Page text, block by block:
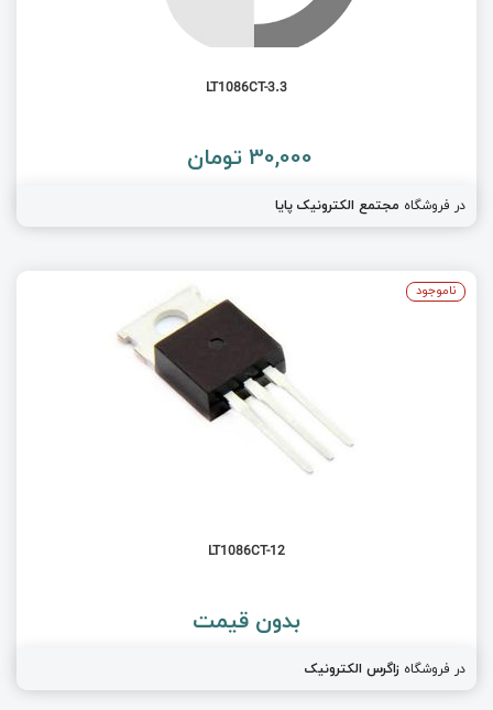
LT1086CT-3.3
30,000 تومان
در فروشگاه مجتمع الکترونیک پایا
LT1086CT-12
بدون قیمت
در فروشگاه زاگرس الکترونیک
ناموجود